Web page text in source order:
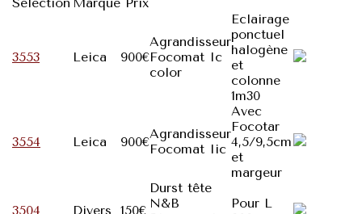
3553 Leica 900€
Agrandisseur
Focomat Ic
color
Eclairage
ponctuel
halogène
et
colonne
1m30
3554 Leica 900€
Agrandisseur
Focomat Iic
Avec
Focotar
4,5/9,5cm
et
margeur
3504 Divers 150€
Durst tête
N&B
Pour L